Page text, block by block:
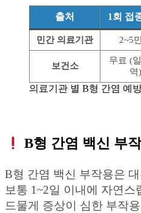
출처 1회 접
민간 의료기관 2~5
보건소
무료 (
역)
의료기관 별 B형 간염 예
B형 간염 백신 부
B형 간염 백신 부작용은
보통 1~2일 이내에 자연
드물게 증상이 심한 부작